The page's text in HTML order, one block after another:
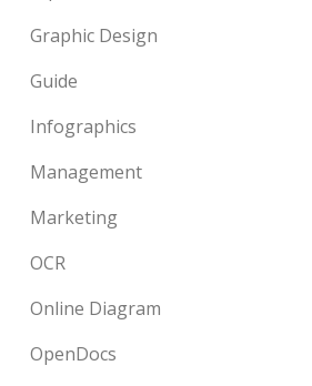
Graphic Design
Guide
Infographics
Management
Marketing
OCR
Online Diagram
OpenDocs